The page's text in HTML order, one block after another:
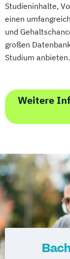
Studieninhalte,
einen
und
großen
Studium anbieten.
Weitere